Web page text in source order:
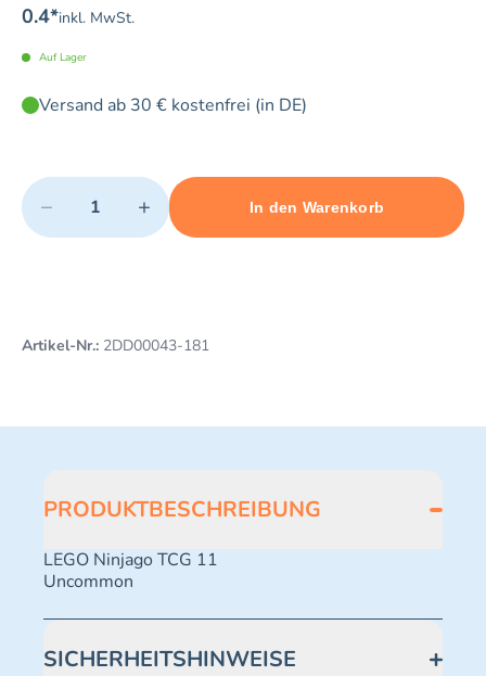
0.4*inkl. MwSt.
Auf Lager
Versand ab 30 € kostenfrei (in DE)
Quantity
− +
Minimum quantity: 1 Maximum quantity: 497
In den Warenkorb
Add 1 item to cart
Artikel-Nr.: 2DD00043-181
PRODUKTBESCHREIBUNG
LEGO Ninjago TCG 11
Uncommon
SICHERHEITSHINWEISE